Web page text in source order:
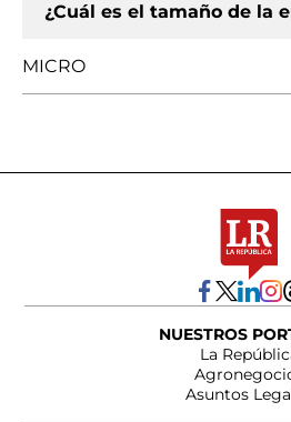
¿Cuál es el tamaño de la
MICRO
NUESTROS
La
Asuntos